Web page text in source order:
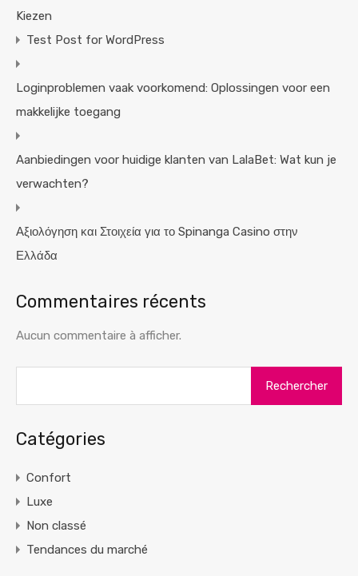
Kiezen
Test Post for WordPress
Loginproblemen vaak voorkomend: Oplossingen voor een
makkelijke toegang
Aanbiedingen voor huidige klanten van LalaBet: Wat kun je
verwachten?
Αξιολόγηση και Στοιχεία για το Spinanga Casino στην
Ελλάδα
Commentaires récents
Aucun commentaire à afficher.
Catégories
Confort
Luxe
Non classé
Tendances du marché